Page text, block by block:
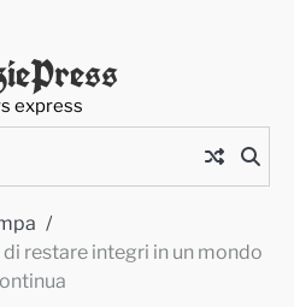
express
restare integri in un mondo